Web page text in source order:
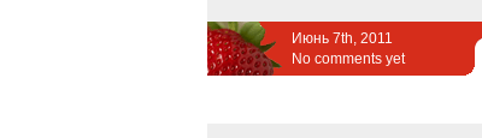
Июнь 7th, 2011
No comments yet